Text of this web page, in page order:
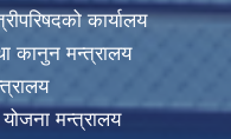
कार्यालय
कानुन मन्त्रालय
मन्त्रालय